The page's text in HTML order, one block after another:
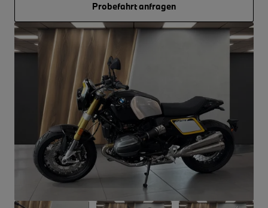
Probefahrt anfragen